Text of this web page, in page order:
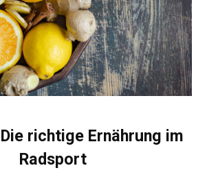
Die richtige Ernährung im
Radsport